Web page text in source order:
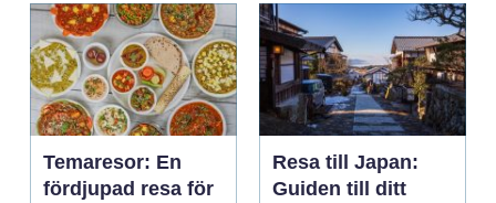
Temaresor: En
fördjupad resa för
Resa till Japan:
Guiden till ditt